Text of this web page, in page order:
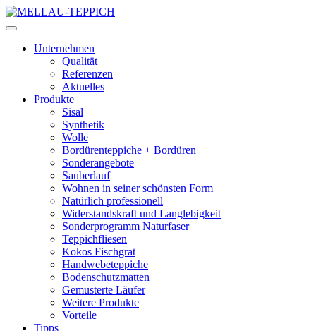
Unternehmen
Qualität
Referenzen
Aktuelles
Produkte
Sisal
Synthetik
Wolle
Bordürenteppiche + Bordüren
Sonderangebote
Sauberlauf
Wohnen in seiner schönsten Form
Natürlich professionell
Widerstandskraft und Langlebigkeit
Sonderprogramm Naturfaser
Teppichfliesen
Kokos Fischgrat
Handwebeteppiche
Bodenschutzmatten
Gemusterte Läufer
Weitere Produkte
Vorteile
Tipps